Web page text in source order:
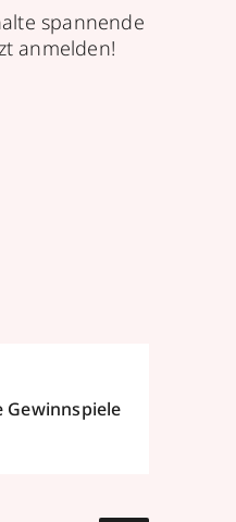
spannende
anmelden!
Gewinnspiele